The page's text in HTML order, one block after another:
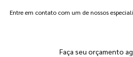
Entre em contato com um de nossos
Faça seu orçamento